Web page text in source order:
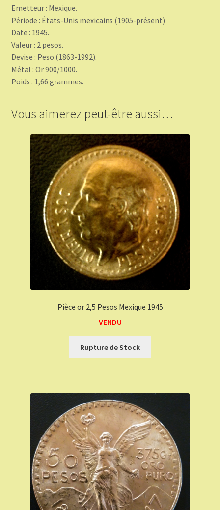
Emetteur : Mexique.
Période : États-Unis mexicains (1905-présent)
Date : 1945.
Valeur : 2 pesos.
Devise : Peso (1863-1992).
Métal : Or 900/1000.
Poids : 1,66 grammes.
Vous aimerez peut-être aussi…
Pièce or 2,5 Pesos Mexique 1945
VENDU
Rupture de Stock